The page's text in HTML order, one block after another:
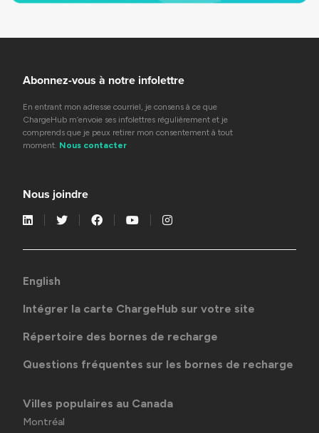
Abonnez-vous à notre infolettre
En entrant mon adresse courriel, je consens à ce que
ChargeHub m’envoie ses infolettres régulièrement et je
comprends que je peux retirer mon consentement à tout
moment. Nous contacter
Nous joindre
English
Intégrer la carte ChargeHub sur votre site
Répertoire des bornes de recharge
Questions fréquentes sur les bornes de recharge
Villes populaires au Canada
Montréal